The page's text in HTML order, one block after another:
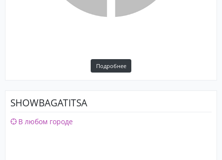
Подробнее
SHOWBAGATITSA
В любом городе